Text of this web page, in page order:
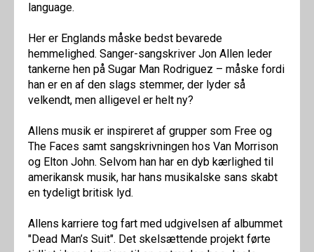
language.
Her er Englands måske bedst bevarede
hemmelighed. Sanger-sangskriver Jon Allen leder
tankerne hen på Sugar Man Rodriguez – måske fordi
han er en af den slags stemmer, der lyder så
velkendt, men alligevel er helt ny?
Allens musik er inspireret af grupper som Free og
The Faces samt sangskrivningen hos Van Morrison
og Elton John. Selvom han har en dyb kærlighed til
amerikansk musik, har hans musikalske sans skabt
en tydeligt britisk lyd.
Allens karriere tog fart med udgivelsen af albummet
"Dead Man’s Suit". Det skelsættende projekt førte